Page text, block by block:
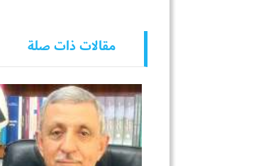
مقالات ذات صلة